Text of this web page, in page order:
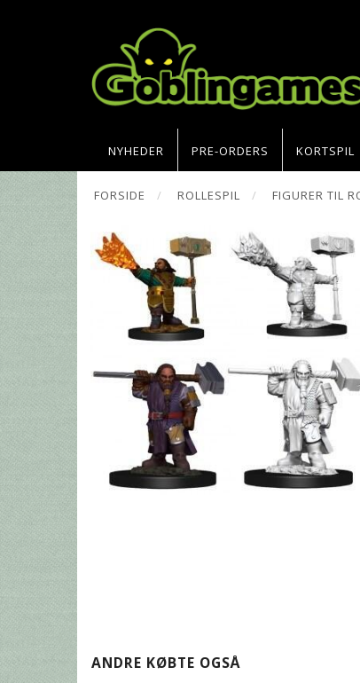
NYHEDER PRE-ORDERS KORTSPIL
FORSIDE ROLLESPIL FIGURER TIL
ANDRE KØBTE OGSÅ